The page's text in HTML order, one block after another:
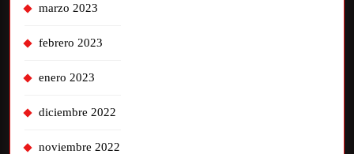
marzo 2023
febrero 2023
enero 2023
diciembre 2022
noviembre 2022